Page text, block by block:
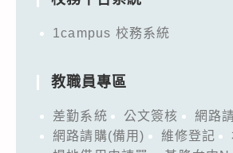
1campus 校務系統
教職員專區
差勤系統 公文簽核
網路
網路請購(備用)
維修登記